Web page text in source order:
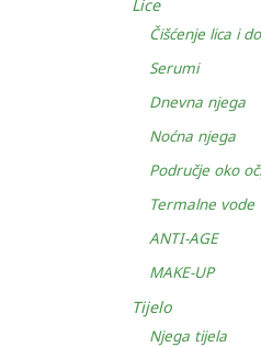
Lice
Čišćenje lica i
Serumi
Dnevna njega
Noćna njega
Područje oko
Termalne vode
ANTI-AGE
MAKE-UP
Tijelo
Njega tijela